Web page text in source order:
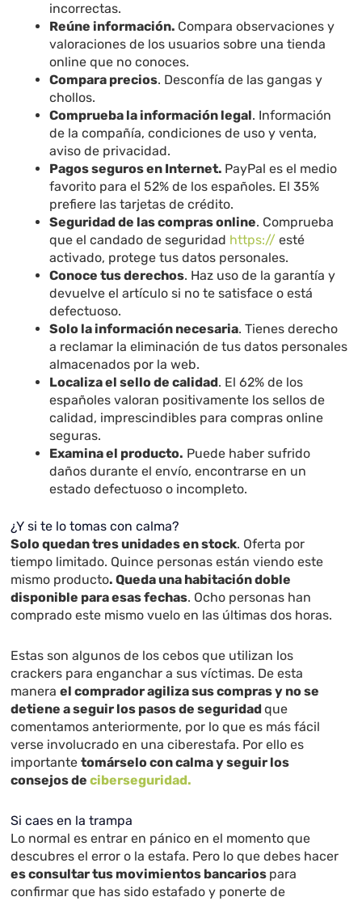
incorrectas.
Reúne información. Compara observaciones y
valoraciones de los usuarios sobre una tienda
online que no conoces.
Compara precios. Desconfía de las gangas y
chollos.
Comprueba la información legal. Información
de la compañía, condiciones de uso y venta,
aviso de privacidad.
Pagos seguros en Internet. PayPal es el medio
favorito para el 52% de los españoles. El 35%
prefiere las tarjetas de crédito.
Seguridad de las compras online. Comprueba
que el candado de seguridad https:// esté
activado, protege tus datos personales.
Conoce tus derechos. Haz uso de la garantía y
devuelve el artículo si no te satisface o está
defectuoso.
Solo la información necesaria. Tienes derecho
a reclamar la eliminación de tus datos personales
almacenados por la web.
Localiza el sello de calidad. El 62% de los
españoles valoran positivamente los sellos de
calidad, imprescindibles para compras online
seguras.
Examina el producto. Puede haber sufrido
daños durante el envío, encontrarse en un
estado defectuoso o incompleto.
¿Y si te lo tomas con calma?
Solo quedan tres unidades en stock. Oferta por
tiempo limitado. Quince personas están viendo este
mismo producto. Queda una habitación doble
disponible para esas fechas. Ocho personas han
comprado este mismo vuelo en las últimas dos horas.
Estas son algunos de los cebos que utilizan los
crackers para enganchar a sus víctimas. De esta
manerael comprador agiliza sus compras y no se
detiene a seguir los pasos de seguridadque
comentamos anteriormente, por lo que es más fácil
verse involucrado en una ciberestafa. Por ello es
importantetomárselo con calma y seguir los
consejos deciberseguridad.
Si caes en la trampa
Lo normal es entrar en pánico en el momento que
descubres el error o la estafa. Pero lo que debes hacer
es consultar tus movimientos bancarios para
confirmar que has sido estafado y ponerte de